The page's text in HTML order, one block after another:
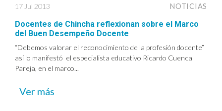
17 Jul 2013 NOTICIAS
Docentes de Chincha reflexionan sobre el Marco
del Buen Desempeño Docente
“Debemos valorar el reconocimiento de la profesión docente”
así lo manifestó el especialista educativo Ricardo Cuenca
Pareja, en el marco...
Ver más